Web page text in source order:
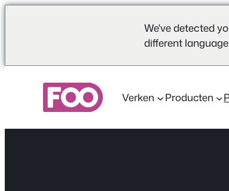
We've detected
different
Verken Producten